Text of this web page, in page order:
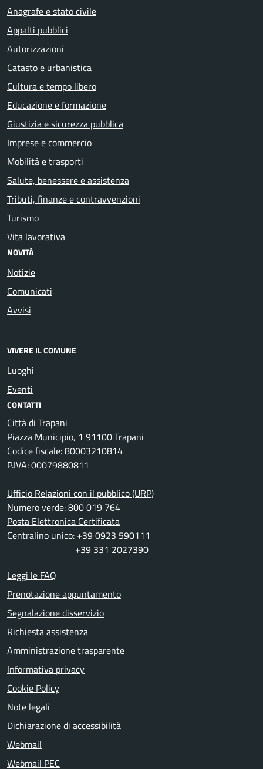
Anagrafe e stato civile
Appalti pubblici
Autorizzazioni
Catasto e urbanistica
Cultura e tempo libero
Educazione e formazione
Giustizia e sicurezza pubblica
Imprese e commercio
Mobilità e trasporti
Salute, benessere e assistenza
Tributi, finanze e contravvenzioni
Turismo
Vita lavorativa
NOVITÀ
Notizie
Comunicati
Avvisi
VIVERE IL COMUNE
Luoghi
Eventi
CONTATTI
Città di Trapani
Piazza Municipio, 1 91100 Trapani
Codice fiscale: 80003210814
P.IVA: 00079880811
Ufficio Relazioni con il pubblico (URP)
Numero verde: 800 019 764
Posta Elettronica Certificata
Centralino unico: +39 0923 590111
+39 331 2027390
Leggi le FAQ
Prenotazione appuntamento
Segnalazione disservizio
Richiesta assistenza
Amministrazione trasparente
Informativa privacy
Cookie Policy
Note legali
Dichiarazione di accessibilità
Webmail
Webmail PEC